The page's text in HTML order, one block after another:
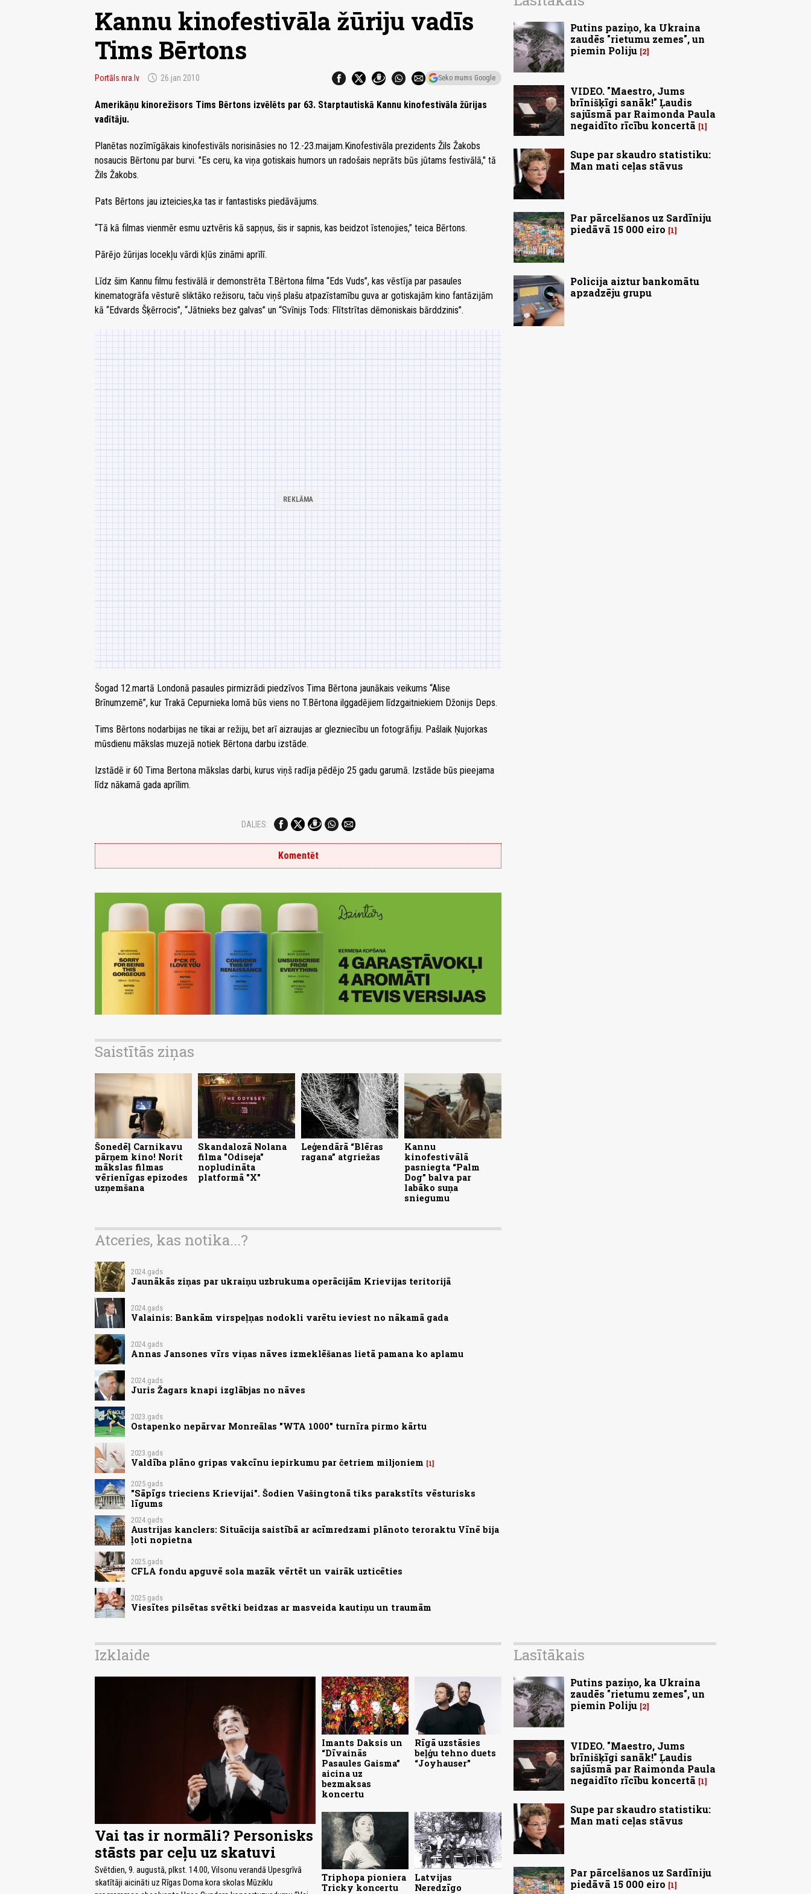
Kannu kinofestivāla žūriju vadīs
Tims Bērtons
Portāls nra.lv schedule 26.jan 2010 Seko mums Google
Amerikāņu kinorežisors Tims Bērtons izvēlēts par 63. Starptautiskā Kannu kinofestivāla žūrijas
vadītāju.
Planētas nozīmīgākais kinofestivāls norisināsies no 12.-23.maijam.Kinofestivāla prezidents Žils Žakobs
nosaucis Bērtonu par burvi. "Es ceru, ka viņa gotiskais humors un radošais neprāts būs jūtams festivālā," tā
Žils Žakobs.
Pats Bērtons jau izteicies,ka tas ir fantastisks piedāvājums.
“Tā kā filmas vienmēr esmu uztvēris kā sapņus, šis ir sapnis, kas beidzot īstenojies,” teica Bērtons.
Pārējo žūrijas locekļu vārdi kļūs zināmi aprīlī.
Līdz šim Kannu filmu festivālā ir demonstrēta T.Bērtona filma “Eds Vuds”, kas vēstīja par pasaules
kinematogrāfa vēsturē sliktāko režisoru, taču viņš plašu atpazīstamību guva ar gotiskajām kino fantāzijām
kā “Edvards Šķērrocis”, “Jātnieks bez galvas” un “Svīnijs Tods: Flītstrītas dēmoniskais bārddzinis”.
Šogad 12.martā Londonā pasaules pirmizrādi piedzīvos Tima Bērtona jaunākais veikums “Alise
Brīnumzemē”, kur Trakā Cepurnieka lomā būs viens no T.Bērtona ilggadējiem līdzgaitniekiem Džonijs Deps.
Tims Bērtons nodarbijas ne tikai ar režiju, bet arī aizraujas ar glezniecību un fotogrāfiju. Pašlaik Ņujorkas
mūsdienu mākslas muzejā notiek Bērtona darbu izstāde.
Izstādē ir 60 Tima Bertona mākslas darbi, kurus viņš radīja pēdējo 25 gadu garumā. Izstāde būs pieejama
līdz nākamā gada aprīlim.
DALIES:
Komentēt
Saistītās ziņas
Šonedēļ Carnikavu
pārņem kino! Norit
mākslas filmas
vērienīgas epizodes
uzņemšana
Skandalozā Nolana
filma "Odiseja"
nopludināta
platformā "X"
Leģendārā “Blēras
ragana” atgriežas
Kannu
kinofestivālā
pasniegta “Palm
Dog” balva par
labāko suņa
sniegumu
Atceries, kas notika...?
2024.gads
Jaunākās ziņas par ukraiņu uzbrukuma operācijām Krievijas teritorijā
2024.gads
Valainis: Bankām virspeļņas nodokli varētu ieviest no nākamā gada
2024.gads
Annas Jansones vīrs viņas nāves izmeklēšanas lietā pamana ko aplamu
2024.gads
Juris Žagars knapi izglābjas no nāves
2023.gads
Ostapenko nepārvar Monreālas "WTA 1000" turnīra pirmo kārtu
2023.gads
Valdība plāno gripas vakcīnu iepirkumu par četriem miljoniem 1
2025.gads
"Sāpīgs trieciens Krievijai". Šodien Vašingtonā tiks parakstīts vēsturisks
līgums
2024.gads
Austrijas kanclers: Situācija saistībā ar acīmredzami plānoto teroraktu Vīnē bija
ļoti nopietna
2025.gads
CFLA fondu apguvē sola mazāk vērtēt un vairāk uzticēties
2025.gads
Viesītes pilsētas svētki beidzas ar masveida kautiņu un traumām
Putins paziņo, ka Ukraina
zaudēs "rietumu zemes", un
piemin Poliju 2
VIDEO. "Maestro, Jums
brīnišķīgi sanāk!" Ļaudis
sajūsmā par Raimonda Paula
negaidīto rīcību koncertā
1
Supe par skaudro statistiku:
Man mati ceļas stāvus
Par pārcelšanos uz Sardīniju
piedāvā 15 000 eiro
1
Policija aiztur bankomātu
apzadzēju grupu
Izklaide
Vai tas ir normāli? Personisks
stāsts par ceļu uz skatuvi
Svētdien, 9. augustā, plkst. 14.00, Vilsonu verandā Upesgrīvā
skatītāji aicināti uz Rīgas Doma kora skolas Mūziklu
Imants Daksis un
“Dīvainās
Pasaules Gaisma”
aicina uz
bezmaksas
koncertu
Rīgā uzstāsies
beļģu tehno duets
“Joyhauser”
Triphopa pioniera
Tricky koncertu
Latvijas
Neredzīgo
Lasītākais
Putins paziņo, ka Ukraina
zaudēs "rietumu zemes", un
piemin Poliju 2
VIDEO. "Maestro, Jums
brīnišķīgi sanāk!" Ļaudis
sajūsmā par Raimonda Paula
negaidīto rīcību koncertā
1
Supe par skaudro statistiku:
Man mati ceļas stāvus
Par pārcelšanos uz Sardīniju
piedāvā 15 000 eiro
1